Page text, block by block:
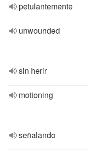
petulantemente
unwounded
sin herir
motioning
señalando